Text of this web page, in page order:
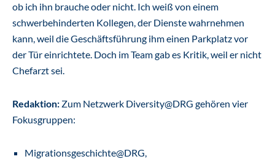
ob ich ihn brauche oder nicht. Ich weiß von einem
schwerbehinderten Kollegen, der Dienste wahrnehmen
kann, weil die Geschäftsführung ihm einen Parkplatz vor
der Tür einrichtete. Doch im Team gab es Kritik, weil er nicht
Chefarzt sei.
Redaktion: Zum Netzwerk Diversity@DRG gehören vier
Fokusgruppen:
Migrationsgeschichte@DRG,